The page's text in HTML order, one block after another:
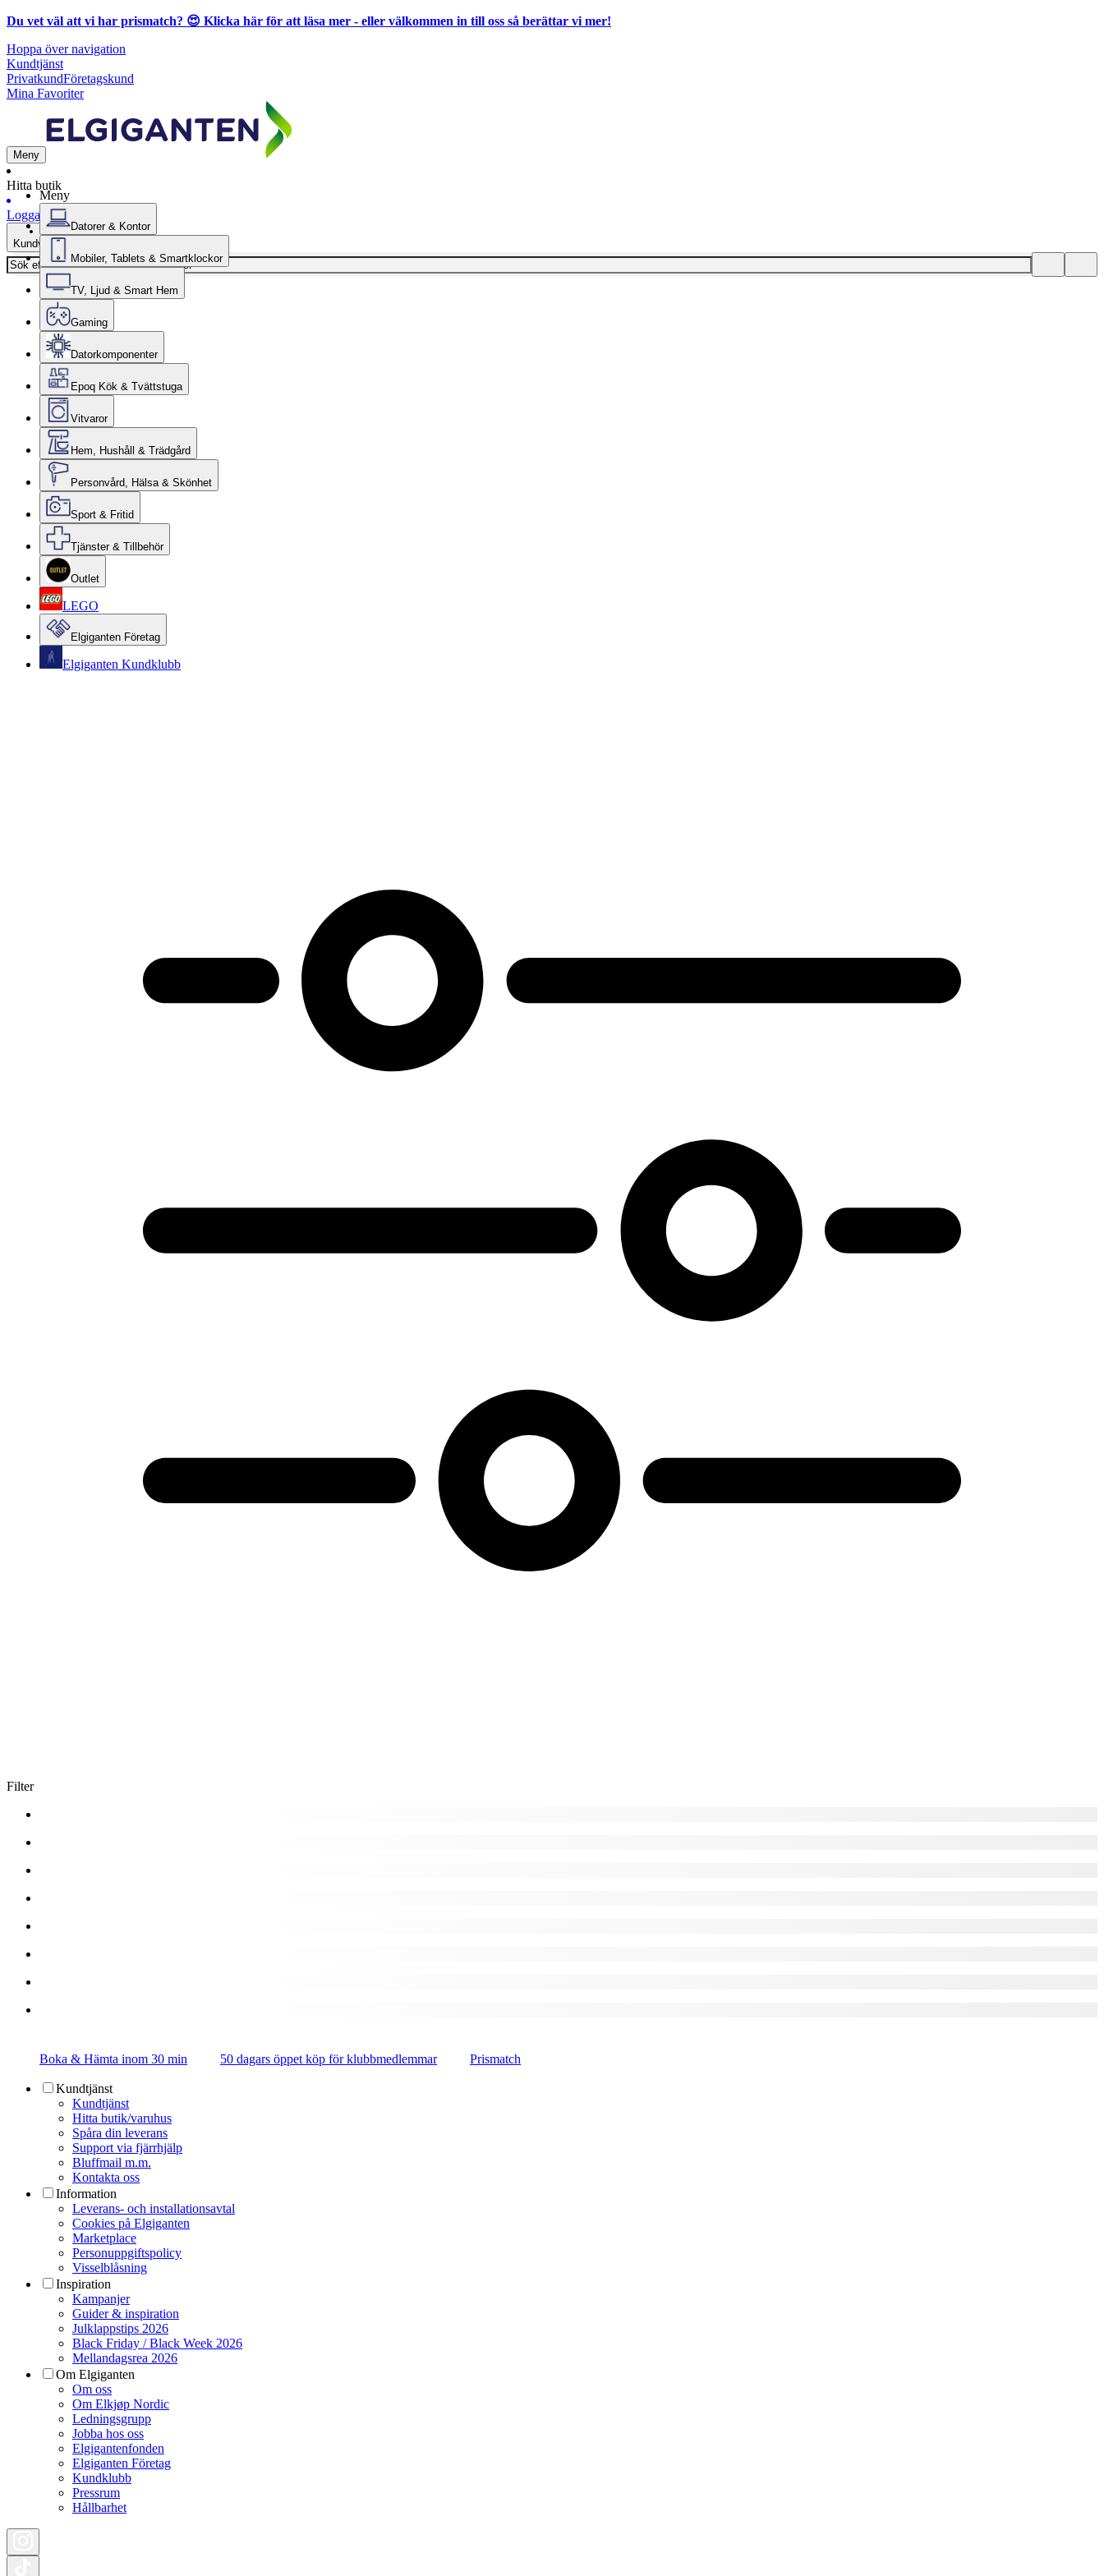
Du vet väl att vi har prismatch? 😍 Klicka här för att läsa mer - eller välkommen in till oss så berättar vi mer!
Hoppa över navigation
Kundtjänst
PrivatkundFöretagskund
Mina Favoriter
Meny
Hitta butik
Logga in
Kundvagn
Meny
Datorer & Kontor
Mobiler, Tablets & Smartklockor
TV, Ljud & Smart Hem
Gaming
Datorkomponenter
Epoq Kök & Tvättstuga
Vitvaror
Hem, Hushåll & Trädgård
Personvård, Hälsa & Skönhet
Sport & Fritid
Tjänster & Tillbehör
Outlet
LEGO
Elgiganten Företag
Elgiganten Kundklubb
Filter
Boka & Hämta inom 30 min 50 dagars öppet köp för klubbmedlemmar Prismatch
Kundtjänst
Kundtjänst
Hitta butik/varuhus
Spåra din leverans
Support via fjärrhjälp
Bluffmail m.m.
Kontakta oss
Information
Leverans- och installationsavtal
Cookies på Elgiganten
Marketplace
Personuppgiftspolicy
Visselblåsning
Inspiration
Kampanjer
Guider & inspiration
Julklappstips 2026
Black Friday / Black Week 2026
Mellandagsrea 2026
Om Elgiganten
Om oss
Om Elkjøp Nordic
Ledningsgrupp
Jobba hos oss
Elgigantenfonden
Elgiganten Företag
Kundklubb
Pressrum
Hållbarhet